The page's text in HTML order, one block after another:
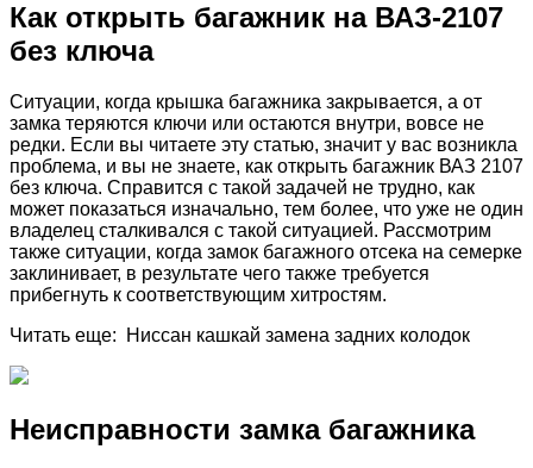
Как открыть багажник на ВАЗ-2107
без ключа
Ситуации, когда крышка багажника закрывается, а от
замка теряются ключи или остаются внутри, вовсе не
редки. Если вы читаете эту статью, значит у вас возникла
проблема, и вы не знаете, как открыть багажник ВАЗ 2107
без ключа. Справится с такой задачей не трудно, как
может показаться изначально, тем более, что уже не один
владелец сталкивался с такой ситуацией. Рассмотрим
также ситуации, когда замок багажного отсека на семерке
заклинивает, в результате чего также требуется
прибегнуть к соответствующим хитростям.
Читать еще: Ниссан кашкай замена задних колодок
Неисправности замка багажника